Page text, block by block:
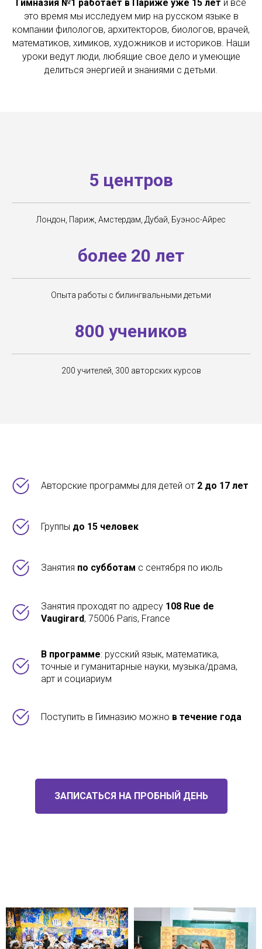
Гимназия №1 работает в Париже уже 15 лет и все
это время мы исследуем мир на русском языке в
компании филологов, архитекторов, биологов, врачей,
математиков, химиков, художников и историков. Наши
уроки ведут люди, любящие свое дело и умеющие
делиться энергией и знаниями с детьми.
5 центров
Лондон, Париж, Амстердам, Дубай, Буэнос-Айрес
более 20 лет
Опыта работы с билингвальными детьми
800 учеников
200 учителей, 300 авторских курсов
Авторские программы для детей от 2 до 17 лет
Группы до 15 человек
Занятия по субботам с сентября по июль
Занятия проходят по адресу 108 Rue de
Vaugirard, 75006 Paris, France
В программе: русский язык, математика,
точные и гуманитарные науки, музыка/драма,
арт и социариум
Поступить в Гимназию можно в течение года
ЗАПИСАТЬСЯ НА ПРОБНЫЙ ДЕНЬ